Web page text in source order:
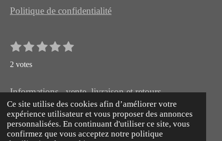
Ce site utilise des cookies afin d’améliorer votre
expérience utilisateur et vous proposer des annonces
personnalisées. En continuant d'utiliser ce site, vous
confirmez que vous acceptez notre politique
o
g
m
k
d
b
Politique de confidentialité
É
v
l
u
a
t
1
é
t
i
l
e
2
t
i
l
e
s
3
i
l
e
s
4
i
l
e
s
5
i
l
e
s
E
e
l
'
é
v
2 votes
Informations , vente, livraison et retours
© 2026 Artiste Peintre animalier naturaliste hyperréaliste
Propulsé par Webador